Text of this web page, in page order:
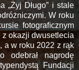
„Żyj Długo” i stale
W roku
fotograﬁcznym
okazji dwusetlecia
a w roku 2022 z rąk
odebrał nagrodę
Fundacji